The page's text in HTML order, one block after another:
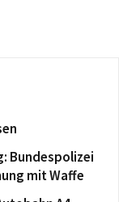
Bundespolizei
mit Waffe